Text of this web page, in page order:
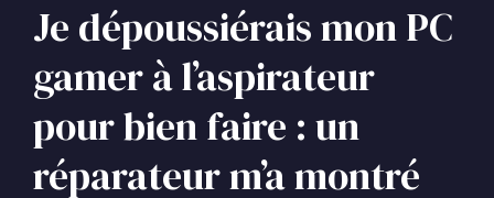
Je dépoussiérais mon PC
gamer à l’aspirateur
pour bien faire : un
réparateur m’a montré